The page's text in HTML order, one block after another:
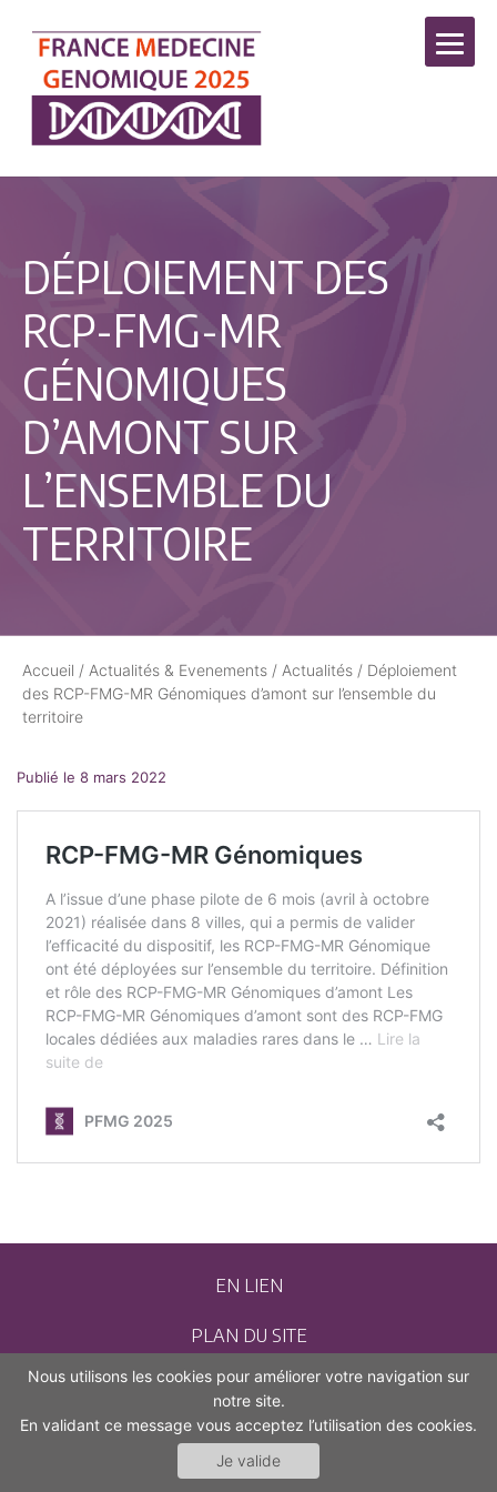
DÉPLOIEMENT DES
RCP-FMG-MR
GÉNOMIQUES
D’AMONT SUR
L’ENSEMBLE DU
TERRITOIRE
Accueil / Actualités & Evenements / Actualités / Déploiement
des RCP-FMG-MR Génomiques d’amont sur l’ensemble du
territoire
Publié le 8 mars 2022
EN LIEN
PLAN DU SITE
CONTACT
MENTIONS LÉGALES
ACCESSIBILITÉ (NON CONFORME)
Nous utilisons les cookies pour améliorer votre navigation sur
notre site.
En validant ce message vous acceptez l’utilisation des cookies.
Je valide